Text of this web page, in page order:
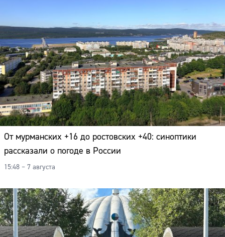
От мурманских +16 до ростовских +40: синоптики
рассказали о погоде в России
15:48 – 7 августа